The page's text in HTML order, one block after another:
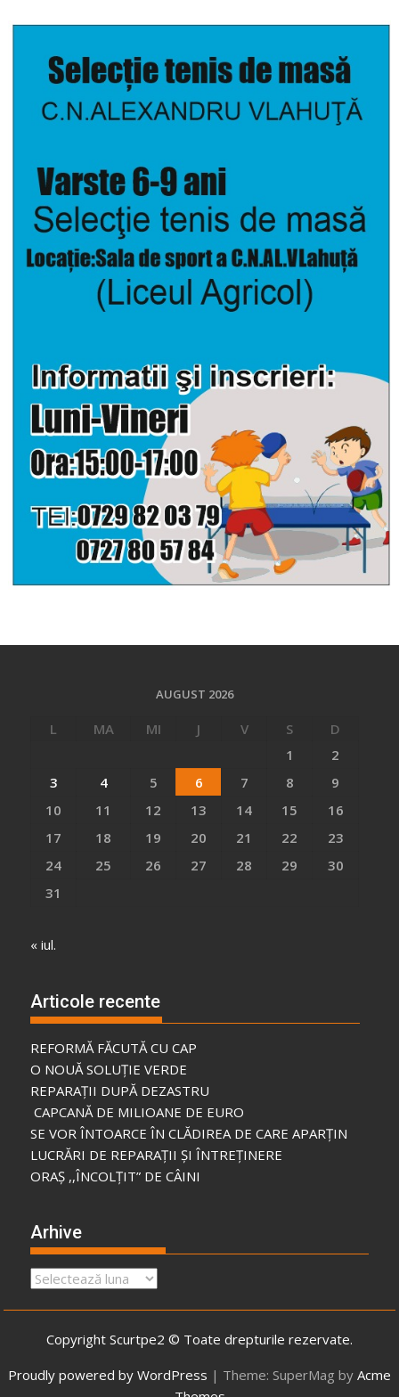
AUGUST 2026
L MA MI J V S
D
1
2
3
4 5 6 7 8
9
10
11 12 13 14 15
16
17
18 19 20 21 22
23
24
25 26 27 28 29
30
31
« iul.
Articole recente
REFORMĂ FĂCUTĂ CU CAP
O NOUĂ SOLUȚIE VERDE
REPARAȚII DUPĂ DEZASTRU
CAPCANĂ DE MILIOANE DE EURO
SE VOR ÎNTOARCE ÎN CLĂDIREA DE CARE APARȚIN
LUCRĂRI DE REPARAȚII ȘI ÎNTREȚINERE
ORAȘ ,,ÎNCOLȚIT” DE CÂINI
Arhive
Arhive
Copyright Scurtpe2 © Toate drepturile rezervate.
Proudly powered by WordPress | Theme: SuperMag by Acme